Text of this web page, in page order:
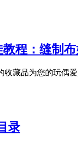
程：缝制
藏品为您的玩偶
录